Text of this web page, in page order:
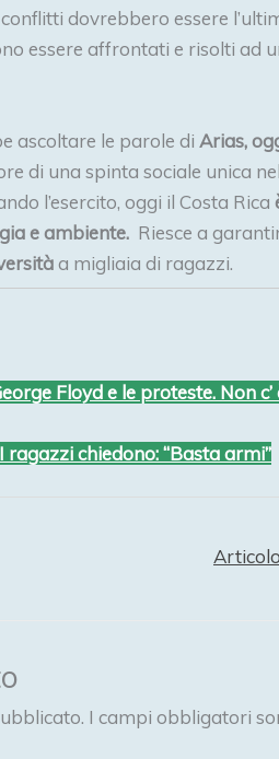
dovrebbero essere
essere affrontati e risolti ad
ascoltare le parole di Arias,
di una spinta sociale unica
l’esercito, oggi il Costa Rica
e ambiente. Riesce a
a migliaia di ragazzi.
Floyd e le proteste. Non
chiedono: “Basta armi”
I campi obbligatori